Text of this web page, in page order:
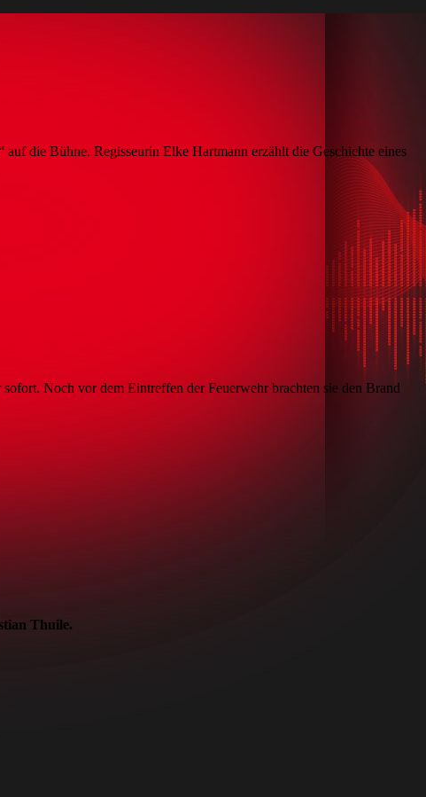
die Bühne. Regisseurin Elke Hartmann erzählt die Geschichte eines
Noch vor dem Eintreffen der Feuerwehr brachten sie den Brand
Thuile.